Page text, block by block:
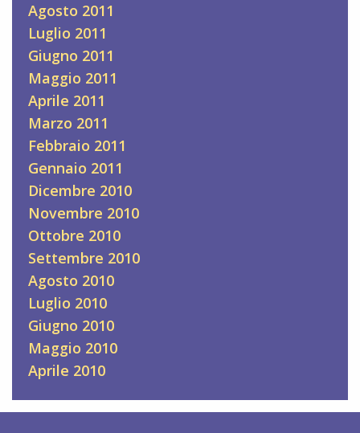
Agosto 2011
Luglio 2011
Giugno 2011
Maggio 2011
Aprile 2011
Marzo 2011
Febbraio 2011
Gennaio 2011
Dicembre 2010
Novembre 2010
Ottobre 2010
Settembre 2010
Agosto 2010
Luglio 2010
Giugno 2010
Maggio 2010
Aprile 2010